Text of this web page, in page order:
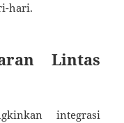
hari.
Lintas
integrasi